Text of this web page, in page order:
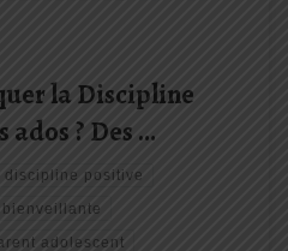
la Discipline
ados ? Des …
discipline positive
adolescent